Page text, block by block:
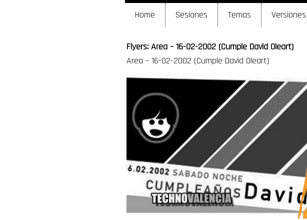
Home Sesiones Temas Versiones
Flyers: Area – 16-02-2002 (Cumple David Oleart)
Area – 16-02-2002 (Cumple David Oleart)